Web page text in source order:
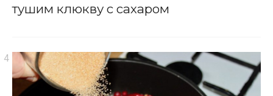
тушим клюкву с сахаром